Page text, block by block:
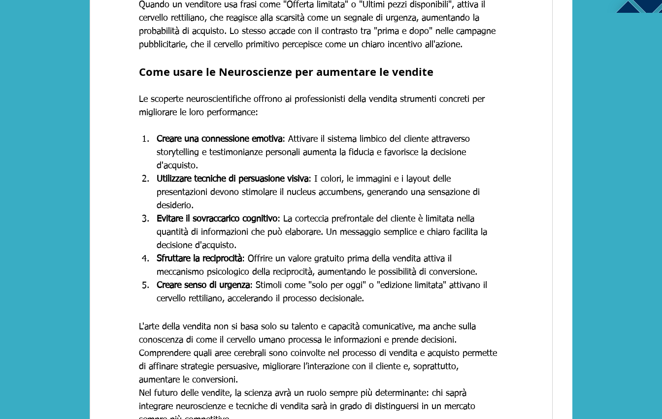
Quando un venditore usa frasi come "Offerta limitata" o "Ultimi pezzi disponibili", attiva il
cervello rettiliano, che reagisce alla scarsità come un segnale di urgenza, aumentando la
probabilità di acquisto. Lo stesso accade con il contrasto tra "prima e dopo" nelle campagne
pubblicitarie, che il cervello primitivo percepisce come un chiaro incentivo all'azione.
Come usare le Neuroscienze per aumentare le vendite
Le scoperte neuroscientifiche offrono ai professionisti della vendita strumenti concreti per
migliorare le loro performance:
Creare una connessione emotiva: Attivare il sistema limbico del cliente attraverso
storytelling e testimonianze personali aumenta la fiducia e favorisce la decisione
d'acquisto.
Utilizzare tecniche di persuasione visiva: I colori, le immagini e i layout delle
presentazioni devono stimolare il nucleus accumbens, generando una sensazione di
desiderio.
Evitare il sovraccarico cognitivo: La corteccia prefrontale del cliente è limitata nella
quantità di informazioni che può elaborare. Un messaggio semplice e chiaro facilita la
decisione d'acquisto.
Sfruttare la reciprocità: Offrire un valore gratuito prima della vendita attiva il
meccanismo psicologico della reciprocità, aumentando le possibilità di conversione.
Creare senso di urgenza: Stimoli come "solo per oggi" o "edizione limitata" attivano il
cervello rettiliano, accelerando il processo decisionale.
L'arte della vendita non si basa solo su talento e capacità comunicative, ma anche sulla
conoscenza di come il cervello umano processa le informazioni e prende decisioni.
Comprendere quali aree cerebrali sono coinvolte nel processo di vendita e acquisto permette
di affinare strategie persuasive, migliorare l’interazione con il cliente e, soprattutto,
aumentare le conversioni.
Nel futuro delle vendite, la scienza avrà un ruolo sempre più determinante: chi saprà
integrare neuroscienze e tecniche di vendita sarà in grado di distinguersi in un mercato